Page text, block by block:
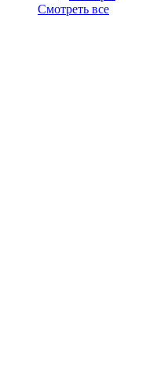
Смотреть все